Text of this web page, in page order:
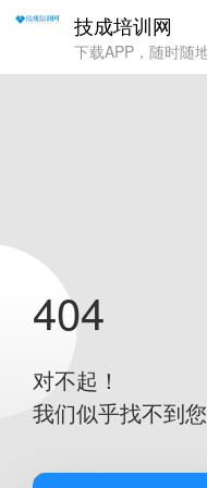
技成培训网
下载APP，随时随
404
对不起！
我们似乎找不到